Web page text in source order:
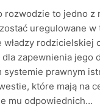
rozwodzie to jedno z
uregulowane
rodzicielskiej
zapewnienia jego
prawnym
które mają na
mu odpowiednich…